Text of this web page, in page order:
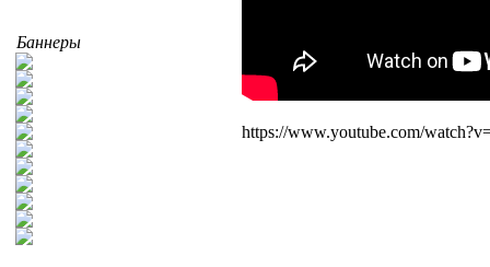
Баннеры
https://www.youtube.com/